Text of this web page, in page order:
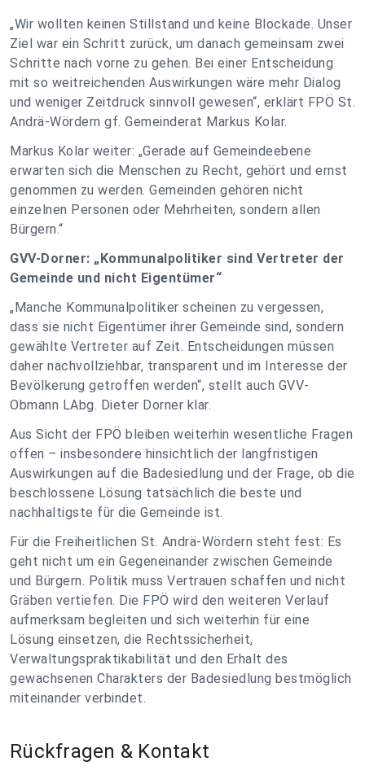
„Wir wollten keinen Stillstand und keine Blockade. Unser
Ziel war ein Schritt zurück, um danach gemeinsam zwei
Schritte nach vorne zu gehen. Bei einer Entscheidung
mit so weitreichenden Auswirkungen wäre mehr Dialog
und weniger Zeitdruck sinnvoll gewesen“, erklärt FPÖ St.
Andrä-Wördern gf. Gemeinderat Markus Kolar.
Markus Kolar weiter: „Gerade auf Gemeindeebene
erwarten sich die Menschen zu Recht, gehört und ernst
genommen zu werden. Gemeinden gehören nicht
einzelnen Personen oder Mehrheiten, sondern allen
Bürgern.“
GVV-Dorner: „Kommunalpolitiker sind Vertreter der
Gemeinde und nicht Eigentümer“
„Manche Kommunalpolitiker scheinen zu vergessen,
dass sie nicht Eigentümer ihrer Gemeinde sind, sondern
gewählte Vertreter auf Zeit. Entscheidungen müssen
daher nachvollziehbar, transparent und im Interesse der
Bevölkerung getroffen werden“, stellt auch GVV-
Obmann LAbg. Dieter Dorner klar.
Aus Sicht der FPÖ bleiben weiterhin wesentliche Fragen
offen – insbesondere hinsichtlich der langfristigen
Auswirkungen auf die Badesiedlung und der Frage, ob die
beschlossene Lösung tatsächlich die beste und
nachhaltigste für die Gemeinde ist.
Für die Freiheitlichen St. Andrä-Wördern steht fest: Es
geht nicht um ein Gegeneinander zwischen Gemeinde
und Bürgern. Politik muss Vertrauen schaffen und nicht
Gräben vertiefen. Die FPÖ wird den weiteren Verlauf
aufmerksam begleiten und sich weiterhin für eine
Lösung einsetzen, die Rechtssicherheit,
Verwaltungspraktikabilität und den Erhalt des
gewachsenen Charakters der Badesiedlung bestmöglich
miteinander verbindet.
Rückfragen & Kontakt